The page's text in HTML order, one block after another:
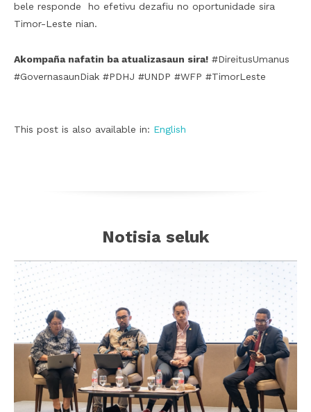
bele responde ho efetivu dezafiu no oportunidade sira
Timor-Leste nian.
Akompaña nafatin ba atualizasaun sira! #DireitusUmanus
#GovernasaunDiak #PDHJ #UNDP #WFP #TimorLeste
This post is also available in: English
Notisia seluk